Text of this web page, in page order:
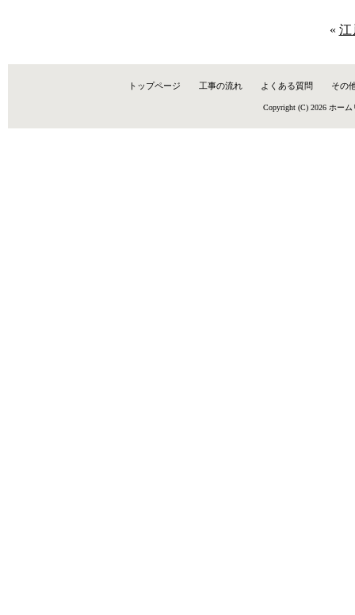
« 江
トップページ 工事の流れ よくある質問 その
Copyright (C) 2026 ホーム